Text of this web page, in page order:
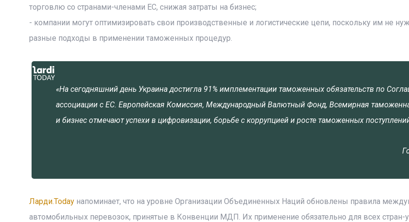
торговлю со странами-членами ЕС, снижая затраты на бизнес;
- компании могут оптимизировать свои производственные и логистические цепи, поскольку им не
разные подходы в применении таможенных процедур.
«На сегодняшний день Украина достигла 91% имплементации таможенных обязательств по
ассоциации с ЕС. Европейская Комиссия, Международный Валютный Фонд, Всемирная
и бизнес отмечают успехи в цифровизации, борьбе с коррупцией и росте таможенных
Ларди.Todayнапоминает, что на уровне Организации Объединенных Наций обновлены правила
автомобильных перевозок, принятые в Конвенции МДП. Их применение обязательно для всех стран-